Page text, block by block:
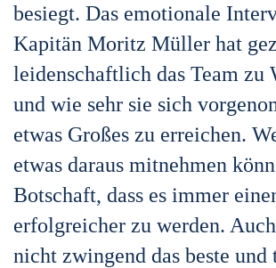
besiegt. Das emotionale
Kapitän Moritz Müller hat
leidenschaftlich das Team zu
und wie sehr sie sich
etwas Großes zu erreichen.
etwas daraus mitnehmen
Botschaft, dass es immer
erfolgreicher zu werden.
nicht zwingend das beste und